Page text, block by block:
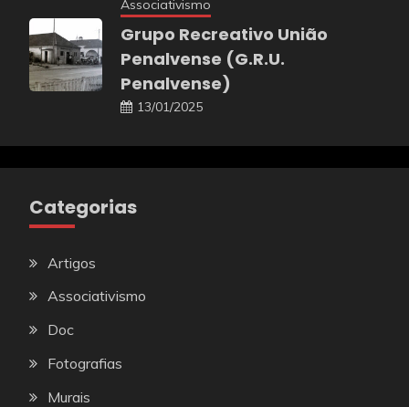
Associativismo
Grupo Recreativo União
Penalvense (G.R.U.
Penalvense)
13/01/2025
Categorias
Artigos
Associativismo
Doc
Fotografias
Murais